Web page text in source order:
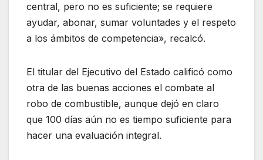
central, pero no es suficiente; se requiere
ayudar, abonar, sumar voluntades y el respeto
a los ámbitos de competencia», recalcó.
El titular del Ejecutivo del Estado calificó como
otra de las buenas acciones el combate al
robo de combustible, aunque dejó en claro
que 100 días aún no es tiempo suficiente para
hacer una evaluación integral.